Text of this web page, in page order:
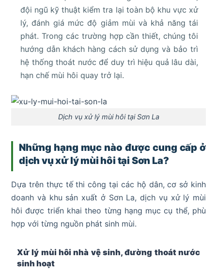
đội ngũ kỹ thuật kiểm tra lại toàn bộ khu vực xử
lý, đánh giá mức độ giảm mùi và khả năng tái
phát. Trong các trường hợp cần thiết, chúng tôi
hướng dẫn khách hàng cách sử dụng và bảo trì
hệ thống thoát nước để duy trì hiệu quả lâu dài,
hạn chế mùi hôi quay trở lại.
Dịch vụ xử lý mùi hôi tại Sơn La
Những hạng mục nào được cung cấp ở
dịch vụ xử lý mùi hôi tại Sơn La?
Dựa trên thực tế thi công tại các hộ dân, cơ sở kinh
doanh và khu sản xuất ở Sơn La, dịch vụ xử lý mùi
hôi được triển khai theo từng hạng mục cụ thể, phù
hợp với từng nguồn phát sinh mùi.
Xử lý mùi hôi nhà vệ sinh, đường thoát nước
sinh hoạt